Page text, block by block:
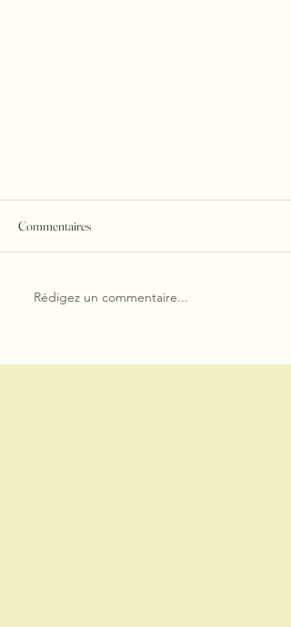
Galette des rois frangipane maison : la
Commentaires
Rédigez un commentaire...